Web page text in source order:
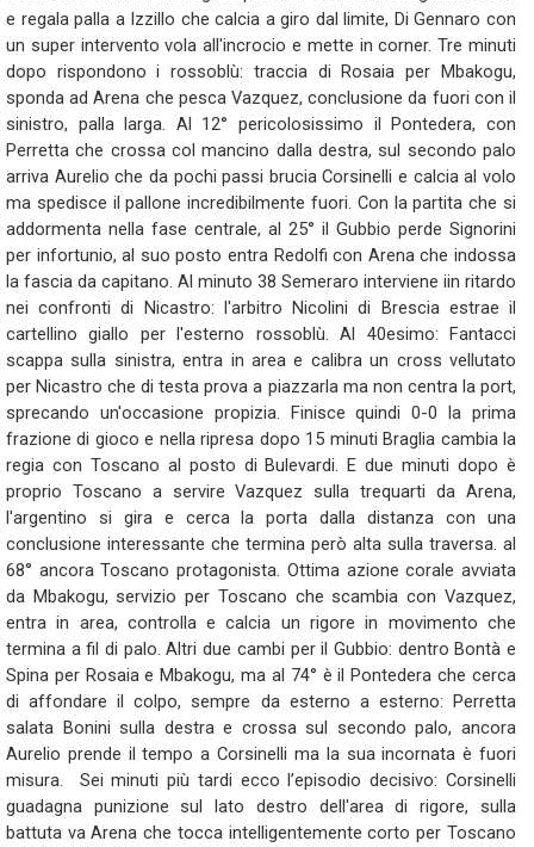
e regala palla a Izzillo che calcia a giro dal limite, Di Gennaro con
un super intervento vola all'incrocio e mette in corner. Tre minuti
dopo rispondono i rossoblù: traccia di Rosaia per Mbakogu,
sponda ad Arena che pesca Vazquez, conclusione da fuori con il
sinistro, palla larga. Al 12° pericolosissimo il Pontedera, con
Perretta che crossa col mancino dalla destra, sul secondo palo
arriva Aurelio che da pochi passi brucia Corsinelli e calcia al volo
ma spedisce il pallone incredibilmente fuori. Con la partita che si
addormenta nella fase centrale, al 25° il Gubbio perde Signorini
per infortunio, al suo posto entra Redolfi con Arena che indossa
la fascia da capitano. Al minuto 38 Semeraro interviene iin ritardo
nei confronti di Nicastro: l'arbitro Nicolini di Brescia estrae il
cartellino giallo per l'esterno rossoblù. Al 40esimo: Fantacci
scappa sulla sinistra, entra in area e calibra un cross vellutato
per Nicastro che di testa prova a piazzarla ma non centra la port,
sprecando un'occasione propizia. Finisce quindi 0-0 la prima
frazione di gioco e nella ripresa dopo 15 minuti Braglia cambia la
regia con Toscano al posto di Bulevardi. E due minuti dopo è
proprio Toscano a servire Vazquez sulla trequarti da Arena,
l'argentino si gira e cerca la porta dalla distanza con una
conclusione interessante che termina però alta sulla traversa. al
68° ancora Toscano protagonista. Ottima azione corale avviata
da Mbakogu, servizio per Toscano che scambia con Vazquez,
entra in area, controlla e calcia un rigore in movimento che
termina a fil di palo. Altri due cambi per il Gubbio: dentro Bontà e
Spina per Rosaia e Mbakogu, ma al 74° è il Pontedera che cerca
di affondare il colpo, sempre da esterno a esterno: Perretta
salata Bonini sulla destra e crossa sul secondo palo, ancora
Aurelio prende il tempo a Corsinelli ma la sua incornata è fuori
misura. Sei minuti più tardi ecco l’episodio decisivo: Corsinelli
guadagna punizione sul lato destro dell'area di rigore, sulla
battuta va Arena che tocca intelligentemente corto per Toscano